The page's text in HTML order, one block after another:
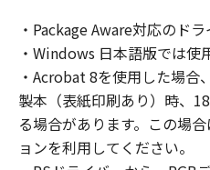
You may allow other
computers connected
Computer to use the
you must assure that
by the terms of this
subject to restrictions
by you hereunder.
・Package Aware対応のドラ
・Windows 日本語版では使
・Acrobat 8を使用した場合
製本（表紙印刷あり）時、
る場合があります。この場
ョンを利用してください。